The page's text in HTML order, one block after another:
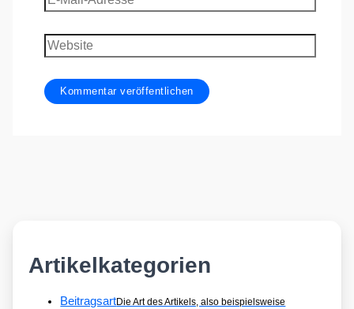
Mail-
Adresse
Website
Artikelkategorien
BeitragsartDie Art des Artikels, also beispielsweise